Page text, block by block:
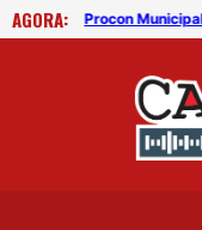
AGORA: